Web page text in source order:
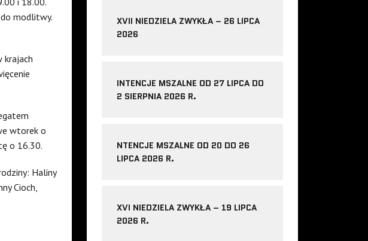
do modlitwy.
krajach
wtorek o
o 16.30.
Haliny
Cioch,
XVII NIEDZIELA ZWYKŁA – 26 LIPCA
2026
INTENCJE MSZALNE OD 27 LIPCA DO
2 SIERPNIA 2026 R.
NTENCJE MSZALNE OD 20 DO 26
LIPCA 2026 R.
XVI NIEDZIELA ZWYKŁA – 19 LIPCA
2026 R.